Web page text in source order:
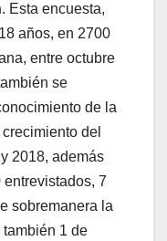
. Esta encuesta,
años, en 2700
entre octubre
se
de la
del
2018, además
7
sobremanera la
1 de